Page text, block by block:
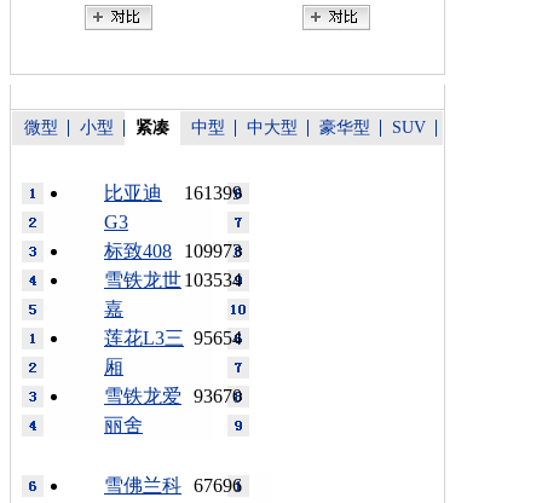
微型 小型 紧凑 中型 中大型 豪华型 SUV
161399
比亚迪
G3
109973
标致408
103534
雪铁龙世
嘉
95654
莲花L3三
厢
93670
雪铁龙爱
丽舍
67696
雪佛兰科